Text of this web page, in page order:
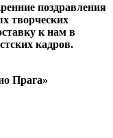
поздравления
творческих
к нам в
кадров.
Прага»